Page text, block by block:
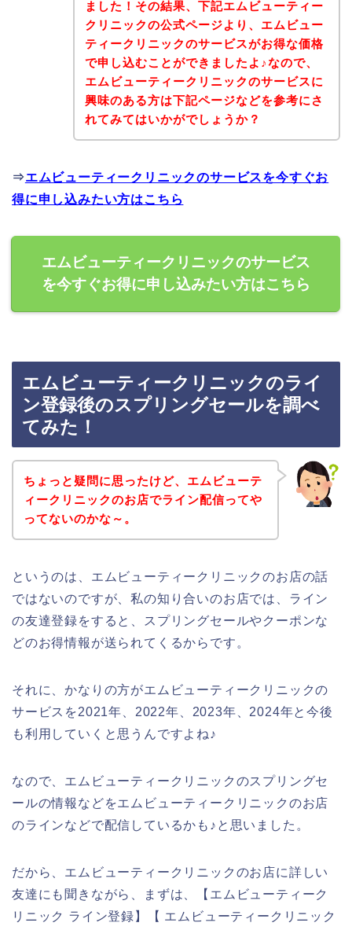
ました！その結果、下記エムビューティー
クリニックの公式ページより、エムビュー
ティークリニックのサービスがお得な価格
で申し込むことができましたよ♪なので、
エムビューティークリニックのサービスに
興味のある方は下記ページなどを参考にさ
れてみてはいかがでしょうか？
⇒エムビューティークリニックのサービスを今すぐお
得に申し込みたい方はこちら
エムビューティークリニックのサービス
を今すぐお得に申し込みたい方はこちら
エムビューティークリニックのライ
ン登録後のスプリングセールを調べ
てみた！
ちょっと疑問に思ったけど、エムビューテ
ィークリニックのお店でライン配信ってや
ってないのかな～。
というのは、エムビューティークリニックのお店の話
ではないのですが、私の知り合いのお店では、ライン
の友達登録をすると、スプリングセールやクーポンな
どのお得情報が送られてくるからです。
それに、かなりの方がエムビューティークリニックの
サービスを2021年、2022年、2023年、2024年と今後
も利用していくと思うんですよね♪
なので、エムビューティークリニックのスプリングセ
ールの情報などをエムビューティークリニックのお店
のラインなどで配信しているかも♪と思いました。
だから、エムビューティークリニックのお店に詳しい
友達にも聞きながら、まずは、【エムビューティーク
リニック ライン登録】【 エムビューティークリニック